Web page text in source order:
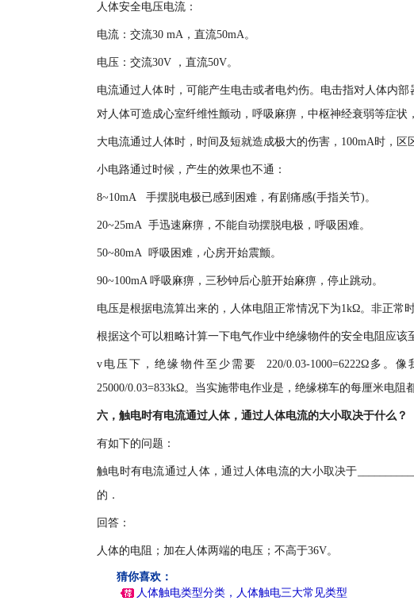
人体安全电压电流：
电流：交流30 mA，直流50mA。
电压：交流30V ，直流50V。
电流通过人体时，可能产生电击或者电灼伤。电击指对人体内
对人体可造成心室纤维性颤动，呼吸麻痹，中枢神经衰弱等症状
大电流通过人体时，时间及短就造成极大的伤害，100mA时，区
小电路通过时候，产生的效果也不通：
8~10mA 手摆脱电极已感到困难，有剧痛感(手指关节)。
20~25mA 手迅速麻痹，不能自动摆脱电极，呼吸困难。
50~80mA 呼吸困难，心房开始震颤。
90~100mA 呼吸麻痹，三秒钟后心脏开始麻痹，停止跳动。
电压是根据电流算出来的，人体电阻正常情况下为1kΩ。非正常
根据这个可以粗略计算一下电气作业中绝缘物件的安全电阻应该
v电压下，绝缘物件至少需要 220/0.03-1000=6222Ω多。
25000/0.03=833kΩ。当实施带电作业是，绝缘梯车的每厘米电阻
六，触电时有电流通过人体，通过人体电流的大小取决于什么？
有如下的问题：
触电时有电流通过人体，通过人体电流的大小取决于
的．
回答：
人体的电阻；加在人体两端的电压；不高于36V。
猜你喜欢：
人体触电类型分类，人体触电三大常见类型